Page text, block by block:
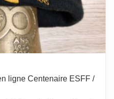
ligne Centenaire ESFF /